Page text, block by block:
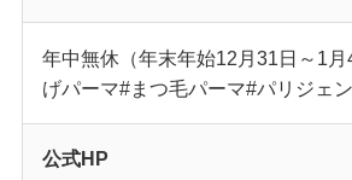
年中無休（年末年始12月31日～1
げパーマ#まつ毛パーマ#パリジェ
公式HP